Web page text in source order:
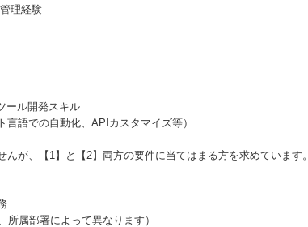
理経験
ール開発スキル
語での自動化、APIカスタマイズ等）
が、【1】と【2】両方の要件に当てはまる方を求めています。
属部署によって異なります）